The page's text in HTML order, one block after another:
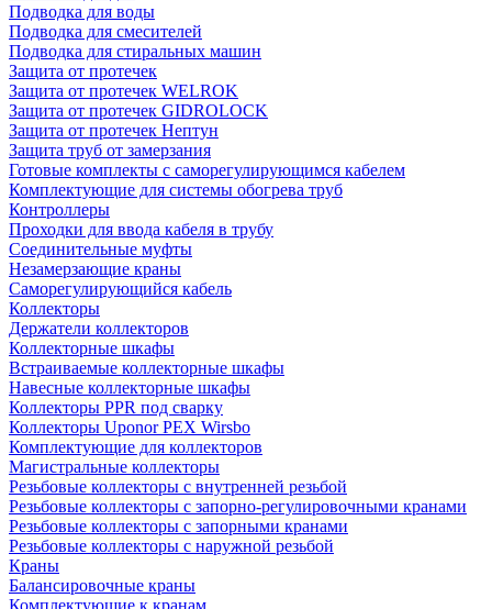
Подводка для воды
Подводка для смесителей
Подводка для стиральных машин
Защита от протечек
Защита от протечек WELROK
Защита от протечек GIDROLOCK
Защита от протечек Нептун
Защита труб от замерзания
Готовые комплекты с саморегулирующимся кабелем
Комплектующие для системы обогрева труб
Контроллеры
Проходки для ввода кабеля в трубу
Соединительные муфты
Незамерзающие краны
Саморегулирующийся кабель
Коллекторы
Держатели коллекторов
Коллекторные шкафы
Встраиваемые коллекторные шкафы
Навесные коллекторные шкафы
Коллекторы PPR под сварку
Коллекторы Uponor PEX Wirsbo
Комплектующие для коллекторов
Магистральные коллекторы
Резьбовые коллекторы с внутренней резьбой
Резьбовые коллекторы с запорно-регулировочными кранами
Резьбовые коллекторы с запорными кранами
Резьбовые коллекторы с наружной резьбой
Краны
Балансировочные краны
Комплектующие к кранам